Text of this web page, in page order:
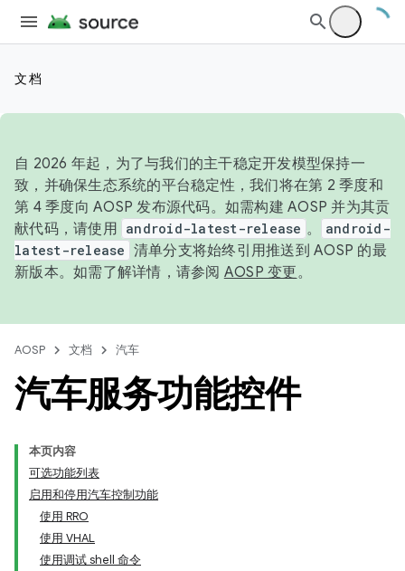
文档
自 2026 年起，为了与我们的主干稳定开发模型保持一
致，并确保生态系统的平台稳定性，我们将在第 2 季度和
第 4 季度向 AOSP 发布源代码。如需构建 AOSP 并为其贡
献代码，请使用 android-latest-release 。
android-
latest-release 清单分支将始终引用推送到 AOSP 的最
新版本。如需了解详情，请参阅 AOSP 变更。
AOSP 文档 汽车
汽车服务功能控件
本页内容
可选功能列表
启用和停用汽车控制功能
使用 RRO
使用 VHAL
使用调试 shell 命令